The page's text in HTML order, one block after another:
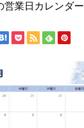
営業日カレンダー